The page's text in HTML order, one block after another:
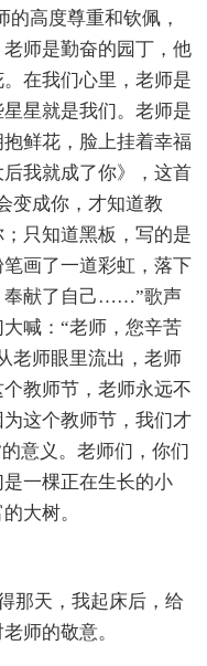
高度尊重和钦佩，
师是勤奋的园丁，他
在我们心里，老师是
星就是我们。老师是
鲜花，脸上挂着幸福
我就成了你》，这首
变成你，才知道教
只知道黑板，写的是
画了一道彩虹，落下
奉献了自己……”歌声
喊：“老师，您辛苦
老师眼里流出，老师
教师节，老师永远不
这个教师节，我们才
意义。老师们，你们
一棵正在生长的小
大树。
天，我起床后，给
师的敬意。